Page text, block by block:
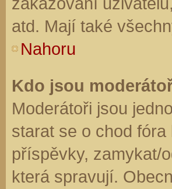
atd. Mají také
Nahoru
Kdo jsou
Moderátoři jsou
starat se o chod
příspěvky, zamykat/
která spravují.